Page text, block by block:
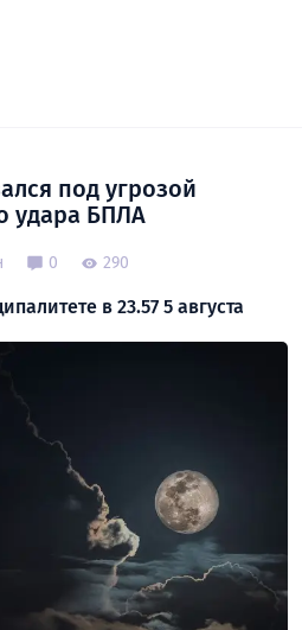
под угрозой
удара БПЛА
0 290
в 23.57 5 августа